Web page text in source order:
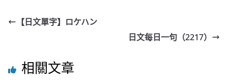
【日文單字】ロケハン
日文每日一句（2217）
相關文章